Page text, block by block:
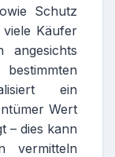
Schutz
Käufer
angesichts
ein
Wert
– dies kann
vermitteln